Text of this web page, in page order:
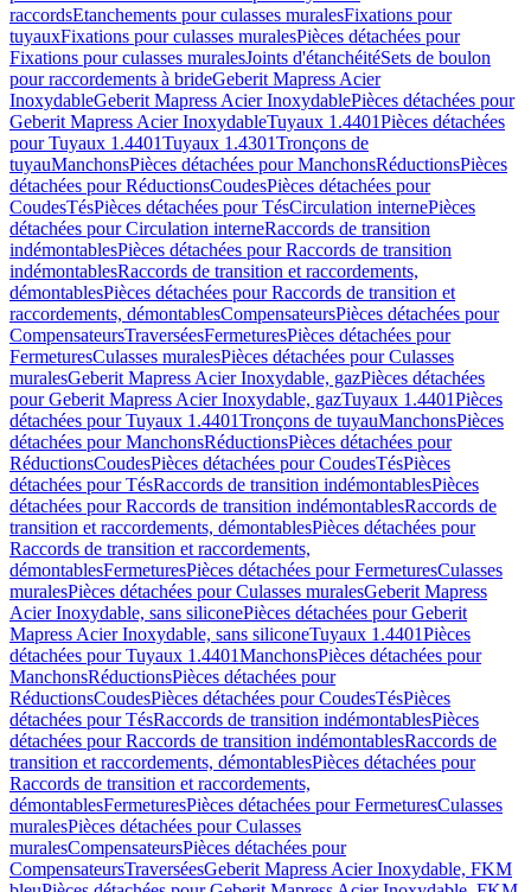
raccordsEtanchements pour culasses muralesFixations pour
tuyauxFixations pour culasses muralesPièces détachées pour
Fixations pour culasses muralesJoints d'étanchéitéSets de boulon
pour raccordements à brideGeberit Mapress Acier
InoxydableGeberit Mapress Acier InoxydablePièces détachées pour
Geberit Mapress Acier InoxydableTuyaux 1.4401Pièces détachées
pour Tuyaux 1.4401Tuyaux 1.4301Tronçons de
tuyauManchonsPièces détachées pour ManchonsRéductionsPièces
détachées pour RéductionsCoudesPièces détachées pour
CoudesTésPièces détachées pour TésCirculation internePièces
détachées pour Circulation interneRaccords de transition
indémontablesPièces détachées pour Raccords de transition
indémontablesRaccords de transition et raccordements,
démontablesPièces détachées pour Raccords de transition et
raccordements, démontablesCompensateursPièces détachées pour
CompensateursTraverséesFermeturesPièces détachées pour
FermeturesCulasses muralesPièces détachées pour Culasses
muralesGeberit Mapress Acier Inoxydable, gazPièces détachées
pour Geberit Mapress Acier Inoxydable, gazTuyaux 1.4401Pièces
détachées pour Tuyaux 1.4401Tronçons de tuyauManchonsPièces
détachées pour ManchonsRéductionsPièces détachées pour
RéductionsCoudesPièces détachées pour CoudesTésPièces
détachées pour TésRaccords de transition indémontablesPièces
détachées pour Raccords de transition indémontablesRaccords de
transition et raccordements, démontablesPièces détachées pour
Raccords de transition et raccordements,
démontablesFermeturesPièces détachées pour FermeturesCulasses
muralesPièces détachées pour Culasses muralesGeberit Mapress
Acier Inoxydable, sans siliconePièces détachées pour Geberit
Mapress Acier Inoxydable, sans siliconeTuyaux 1.4401Pièces
détachées pour Tuyaux 1.4401ManchonsPièces détachées pour
ManchonsRéductionsPièces détachées pour
RéductionsCoudesPièces détachées pour CoudesTésPièces
détachées pour TésRaccords de transition indémontablesPièces
détachées pour Raccords de transition indémontablesRaccords de
transition et raccordements, démontablesPièces détachées pour
Raccords de transition et raccordements,
démontablesFermeturesPièces détachées pour FermeturesCulasses
muralesPièces détachées pour Culasses
muralesCompensateursPièces détachées pour
CompensateursTraverséesGeberit Mapress Acier Inoxydable, FKM